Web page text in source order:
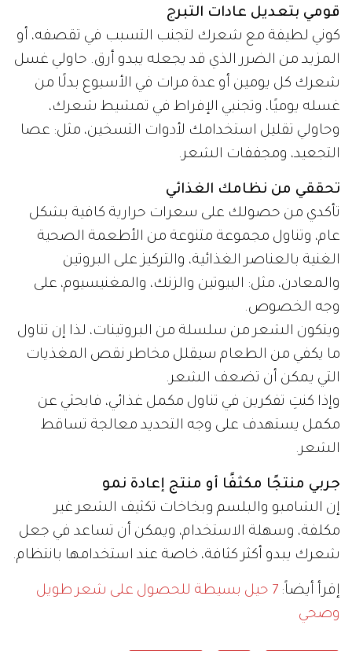
قومي بتعديل عادات التبرج
كوني لطيفة مع شعرك لتجنب التسبب في تقصفه، أو
المزيد من الضرر الذي قد يجعله يبدو أرق. حاولي غسل
شعرك كل يومين أو عدة مرات في الأسبوع بدلًا من
غسله يوميًا، وتجنبي الإفراط في تمشيط شعرك،
وحاولي تقليل استخدامك لأدوات التسخين، مثل: عصا
التجعيد، ومجففات الشعر.
تحققي من نظامك الغذائي
تأكدي من حصولك على سعرات حرارية كافية بشكل
عام، وتناول مجموعة متنوعة من الأطعمة الصحية
الغنية بالعناصر الغذائية، والتركيز على البروتين
والمعادن، مثل: البيوتين والزنك، والمغنيسيوم، على
وجه الخصوص.
ويتكون الشعر من سلسلة من البروتينات، لذا إن تناول
ما يكفي من الطعام سيقلل مخاطر نقص المغذيات
التي يمكن أن تضعف الشعر.
وإذا كنتِ تفكرين في تناول مكمل غذائي، فابحثي عن
مكمل يستهدف على وجه التحديد معالجة تساقط
الشعر.
جربي منتجًا مكثفًا أو منتج إعادة نمو
إن الشامبو والبلسم وبخاخات تكثيف الشعر غير
مكلفة، وسهلة الاستخدام، ويمكن أن تساعد في جعل
شعرك يبدو أكثر كثافة، خاصة عند استخدامها بانتظام.
إقرأ أيضاً:
7 حيل بسيطة للحصول على شعر طويل
وصحي